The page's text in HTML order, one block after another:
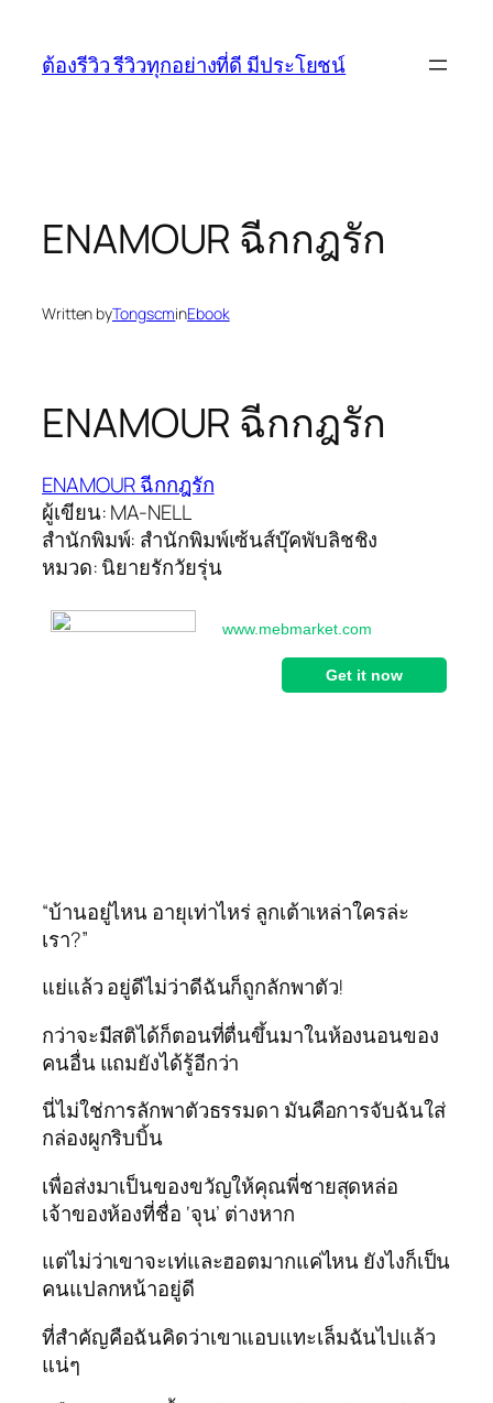
content
ต้องรีวิว รีวิวทุกอย่างที่ดี มีประโยชน์
ENAMOUR ฉีกกฎรัก
Written byTongscminEbook
ENAMOUR ฉีกกฎรัก
ENAMOUR ฉีกกฎรัก
ผู้เขียน: MA-NELL
สำนักพิมพ์: สำนักพิมพ์เซ้นส์บุ๊คพับลิชชิง
หมวด: นิยายรักวัยรุ่น
“บ้านอยู่ไหน อายุเท่าไหร่ ลูกเต้าเหล่าใครล่ะ
เรา?”
แย่แล้ว อยู่ดีไม่ว่าดีฉันก็ถูกลักพาตัว!
กว่าจะมีสติได้ก็ตอนที่ตื่นขึ้นมาในห้องนอนของ
คนอื่น แถมยังได้รู้อีกว่า
นี่ไม่ใช่การลักพาตัวธรรมดา มันคือการจับฉันใส่
กล่องผูกริบบิ้น
เพื่อส่งมาเป็นของขวัญให้คุณพี่ชายสุดหล่อ
เจ้าของห้องที่ชื่อ ‘จุน’ ต่างหาก
แต่ไม่ว่าเขาจะเท่และฮอตมากแค่ไหน ยังไงก็เป็น
คนแปลกหน้าอยู่ดี
ที่สำคัญคือฉันคิดว่าเขาแอบแทะเล็มฉันไปแล้ว
แน่ๆ